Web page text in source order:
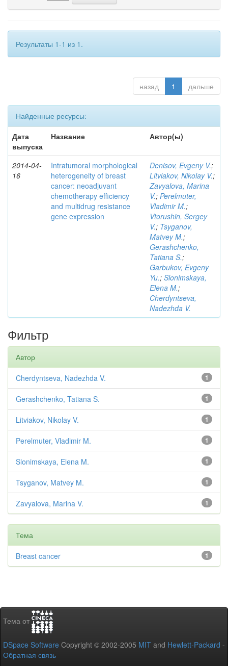
Результаты 1-1 из 1.
назад 1 дальше
Найденные ресурсы:
Дата
выпуска
Название Автор(ы)
2014-04-
16
Intratumoral morphological
heterogeneity of breast
cancer: neoadjuvant
chemotherapy efficiency
and multidrug resistance
gene expression
Denisov, Evgeny V.;
Litviakov, Nikolay V.;
Zavyalova, Marina
V.; Perelmuter,
Vladimir M.;
Vtorushin, Sergey
V.; Tsyganov,
Matvey M.;
Gerashchenko,
Tatiana S.;
Garbukov, Evgeny
Yu.; Slonimskaya,
Elena M.;
Cherdyntseva,
Nadezhda V.
Фильтр
Автор
1
Cherdyntseva, Nadezhda V.
1
Gerashchenko, Tatiana S.
1
Litviakov, Nikolay V.
1
Perelmuter, Vladimir M.
1
Slonimskaya, Elena M.
1
Tsyganov, Matvey M.
1
Zavyalova, Marina V.
Тема
1
Breast cancer
Тема от
DSpace Software Copyright © 2002-2005 MIT and Hewlett-Packard -
Обратная связь